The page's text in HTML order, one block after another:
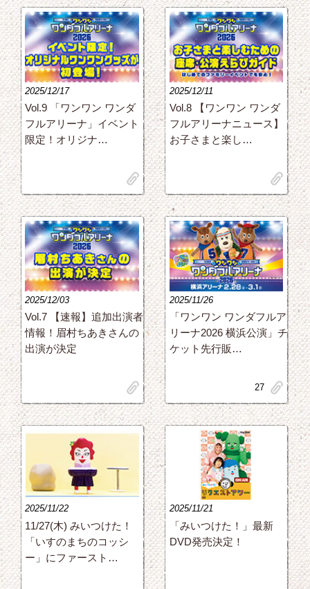
2025/12/17
Vol.9 「ワンワン ワンダ
フルアリーナ」イベント
限定！オリジナ…
clip
2025/12/11
Vol.8 【ワンワン ワンダ
フルアリーナニュース】
お子さまと楽し…
clip
2025/12/03
Vol.7 【速報】追加出演者
情報！眉村ちあきさんの
出演が決定
clip
2025/11/26
「ワンワン ワンダフルア
リーナ2026 横浜公演」チ
ケット先行販…
clip
27
2025/11/22
11/27(木) みいつけた！
「いすのまちのコッシ
ー」にファースト…
2025/11/21
「みいつけた！」最新
DVD発売決定！